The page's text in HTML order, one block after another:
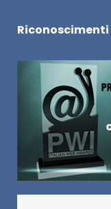
Riconoscimenti